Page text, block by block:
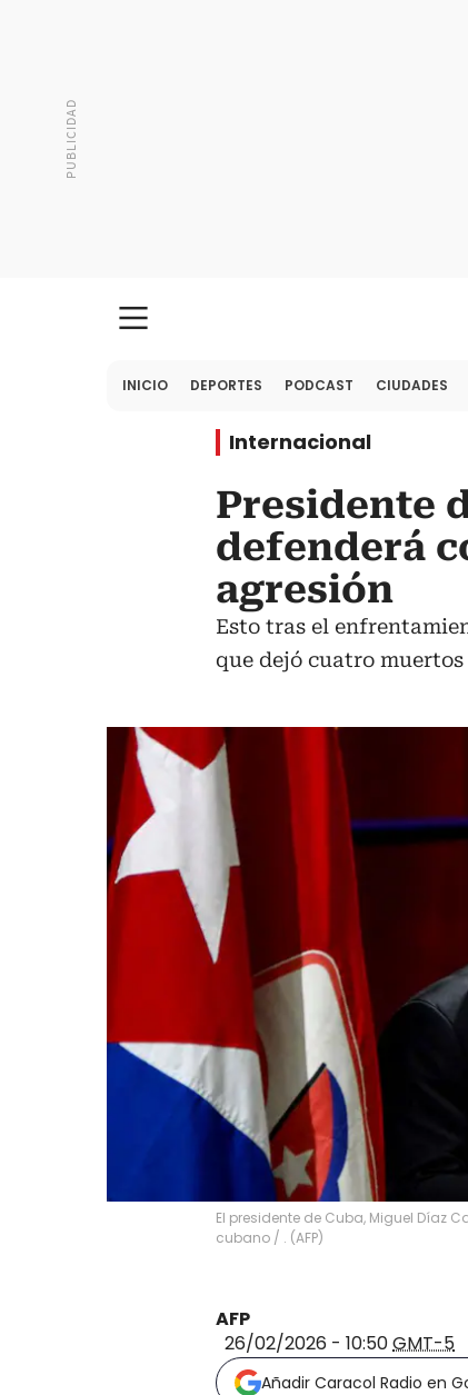
INICIO DEPORTES PODCAST CIUDADES
Internacional
Presidente
defenderá
agresión
Esto tras el
que dejó cuatro
El presidente de Cuba, Miguel Díaz
cubano / . (AFP)
AFP
26/02/2026 - 10:50GMT-5
Añadir Caracol Radio en